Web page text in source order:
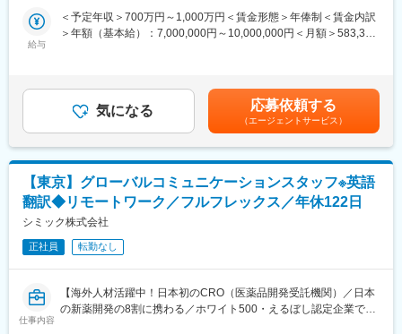
する体制を有しています。
・Evidera, Inc（グローバルにおけるRWRのリーディングカンパ
■組織について：
・入社時は本社にて1週間程度の研修を実施し、業務理解だけでな
く他部署との交流も図ります。
・クラウドサービス等を活用し、リモート勤務下でも問題なく意
思疎通できる環境です。
・年数回全社員研修や親睦会で部門間の相互理解を深め、日常業
務の円滑な連携に繋げています。
変更の範囲：会社の定める業務
・新規問合せへのソリューション提案および新規開拓（既存顧客8
割）
役員直下の部門において、営業部門を牽引するリーダー（マネジ
ャー）としてお迎えします。
少数精鋭の組織につき、経営層と密に連携しながら、営業戦略の
役員へのダイレクトな提言や改善提案を通じ、営業組織の土台作
りをリードしていく、経営に近い視点を持てるやりがいのあるポ
ジションです。
■当社の強み：
・多くの一般的なCROとは異なり、リアルワールドリサーチ
（RWR）に特化しています。
・安全性と有効性という基本的な情報に加え、患者主体の視点
（QOL、満足度、選好、アンメットニーズ等）も含めて治療法を
多角的に評価することが極めて重要と考えており、これらのエビ
給与
＜予定年収＞700万円～1,000万円＜賃金形態＞年俸制＜賃金内訳
＞年額（基本給）：7,000,000円～10,000,000円＜月額＞583,333
て上下する可能性があります。月給(月額)は固定手当を含めた表記
です。 気になる 応募依頼する
（エージェントサービス）
【東京】グローバルコミュニケーションスタッフ※英語
翻訳◆リモートワーク／フルフレックス／年休122日
シミック株式会社
正社員 転勤なし
仕事内容
【海外人材活躍中！日本初のCRO（医薬品開発受託機関）／日本
の新薬開発の8割に携わる／ホワイト500・えるぼし認定企業でワ